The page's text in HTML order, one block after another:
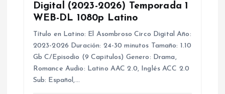
Digital (2023-2026) Temporada 1
WEB-DL 1080p Latino
Título en Latino: El Asombroso Circo Digital Año:
2023-2026 Duración: 24-30 minutos Tamaño: 1.10
Gb C/Episodio (9 Capitulos) Genero: Drama,
Romance Audio: Latino AAC 2.0, Inglés ACC 2.0
Sub: Español,…